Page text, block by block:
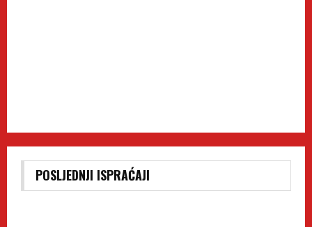
POSLJEDNJI ISPRAĆAJI